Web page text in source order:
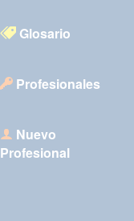
Glosario
Profesionales
Nuevo
Profesional